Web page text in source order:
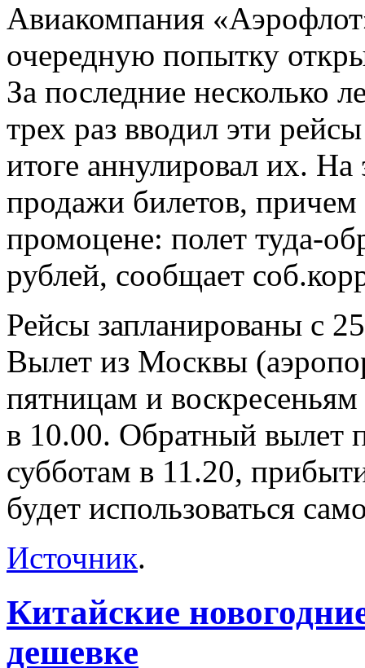
Авиакомпания
очередную попытку
За последние несколько
трех раз вводил эти
итоге аннулировал их.
продажи билетов, причем
промоцене: полет туда-
рублей, сообщает
Рейсы запланированы с
Вылет из Москвы
пятницам и
в 10.00. Обратный вылет
субботам в 11.20,
будет использоваться
Источник.
Китайские
дешевке